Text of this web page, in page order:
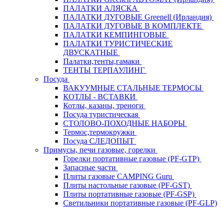
ПАЛАТКИ АЛЯСКА
ПАЛАТКИ ДУГОВЫЕ Greenell (Ирландия)
ПАЛАТКИ ДУГОВЫЕ В КОМПЛЕКТЕ
ПАЛАТКИ КЕМПИНГОВЫЕ
ПАЛАТКИ ТУРИСТИЧЕСКИЕ
ДВУСКАТНЫЕ
Палатки,тенты,гамаки
ТЕНТЫ ТЕРПАУЛИНГ
Посуда
ВАКУУМНЫЕ СТАЛЬНЫЕ ТЕРМОСЫ
КОТЛЫ - ВСТАВКИ
Котлы, казаны, треноги
Посуда туристическая
СТОЛОВО-ПОХОДНЫЕ НАБОРЫ
Термос,термокружки
Посуда СЛЕДОПЫТ
Примусы, печи газовые, горелки
Горелки портативные газовые (PF-GTP)
Запасные части
Плиты газовые CAMPING Guru
Плиты настольные газовые (PF-GST)
Плиты портативные газовые (PF-GSP)
Светильники портативные газовые (PF-GLP)